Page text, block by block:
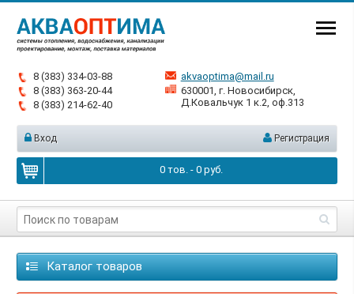
8 (383) 334-03-88
8 (383) 363-20-44
8 (383) 214-62-40
akvaoptima@mail.ru
630001, г. Новосибирск,
Д.Ковальчук 1 к.2, оф.313
Вход Регистрация
0тов. - 0руб.
Каталог товаров